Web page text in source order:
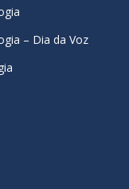
– Dia da Voz